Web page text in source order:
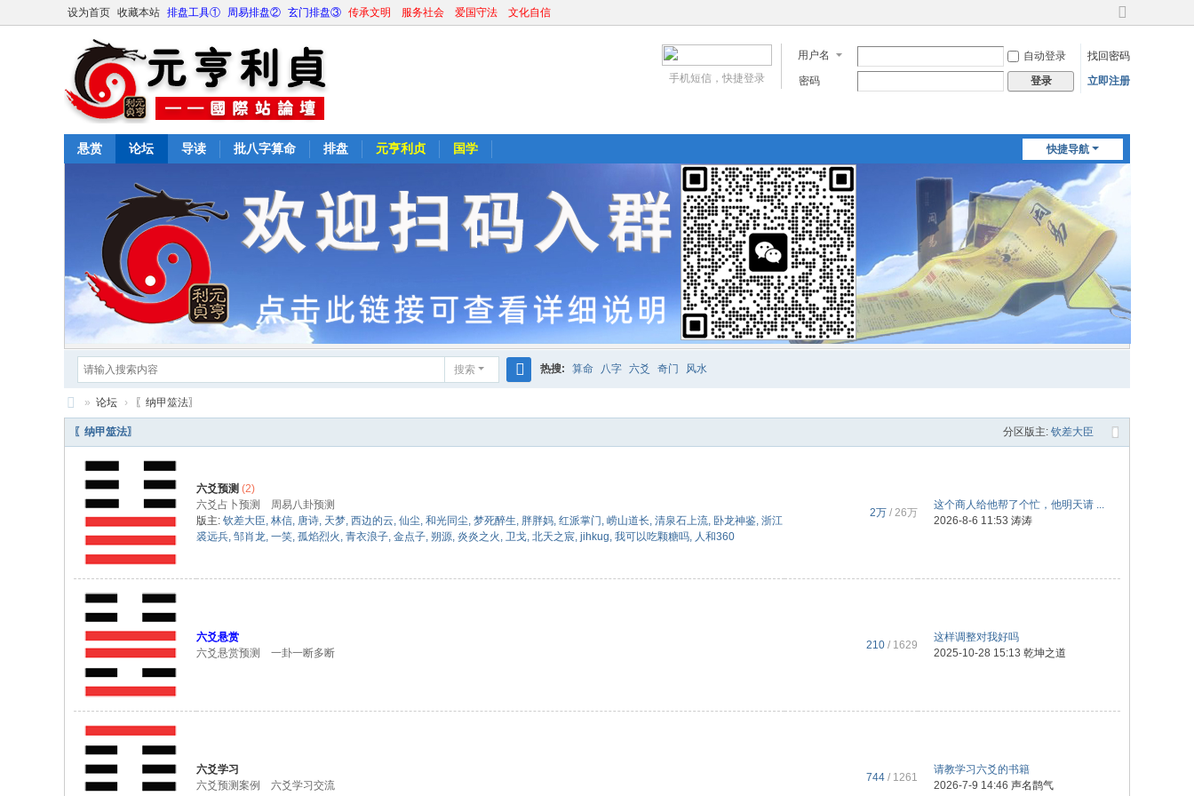
设为首页 收藏本站 排盘工具① 周易排盘② 玄门排盘③ 传承文明 服务社会 爱国守法 文化自信
切
到
宽
用户名 自动登录
找回密码
密码
登录 立即注册
手机短信，快捷登录
快捷导航
悬赏 论坛 导读 批八字算命 排盘 元亨利贞 国学
搜索
索
热搜: 算命 八字 六爻 奇门 风水
元
坛
» 论坛 › 〖纳甲筮法〗
分区版主: 钦差大臣
〖纳甲筮法〗
六爻预测 (2)
六爻占卜预测 周易八卦预测
版主: 钦差大臣, 林信, 唐诗, 天梦, 西边的云, 仙尘, 和光同尘, 梦死醉生, 胖胖妈, 红派掌门, 崂山道长, 清泉石上流, 卧龙神鉴, 浙江
裘远兵, 邹肖龙, 一笑, 孤焰烈火 , 青衣浪子, 金点子, 朔源, 炎炎之火 , 卫戈, 北天之宸, jihkug, 我可以吃颗糖吗, 人和360
2万 / 26万
这个商人给他帮了个忙，他明天请 ...
2026-8-6 11:53 涛涛
六爻悬赏
六爻悬赏预测 一卦一断多断
210 / 1629
这样调整对我好吗
2025-10-28 15:13 乾坤之道
六爻学习
六爻预测案例 六爻学习交流
744 / 1261
请教学习六爻的书籍
2026-7-9 14:46 声名鹊气